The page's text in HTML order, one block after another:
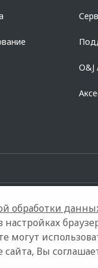
7728168971 ОГРН
O&J
Контакты Правовая
обработки
могут
Вы